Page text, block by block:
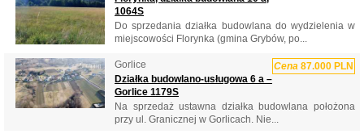
1064S
Do sprzedania działka budowlana do wydzielenia w
miejscowości Florynka (gmina Grybów, po...
Gorlice Cena 87.000 PLN
Działka budowlano-usługowa 6 a –
Gorlice 1179S
Na sprzedaż ustawna działka budowlana położona
przy ul. Granicznej w Gorlicach. Nie...